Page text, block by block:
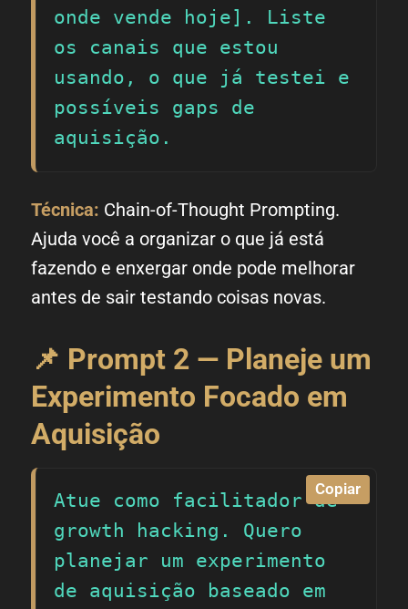
onde vende hoje]. Liste
os canais que estou
usando, o que já testei e
possíveis gaps de
aquisição.
Técnica: Chain-of-Thought Prompting.
Ajuda você a organizar o que já está
fazendo e enxergar onde pode melhorar
antes de sair testando coisas novas.
📌 Prompt 2 — Planeje um
Experimento Focado em
Aquisição
Copiar
Atue como facilitador de
growth hacking. Quero
planejar um experimento
de aquisição baseado em